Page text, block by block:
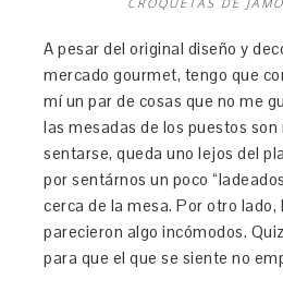
A pesar del original diseño y
mercado gourmet, tengo que
mí un par de cosas que no me
las mesadas de los puestos
sentarse, queda uno lejos del
por sentárnos un poco
cerca de la mesa. Por otro lado,
parecieron algo incómodos.
para que el que se siente no